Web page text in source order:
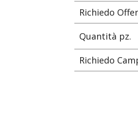
Richiedo
Quantità pz.
Richiedo